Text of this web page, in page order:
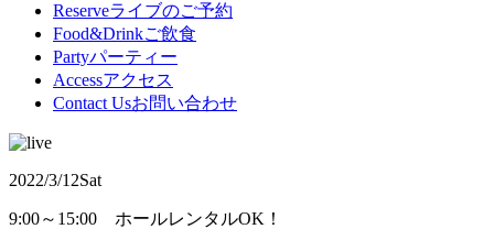
Reserveライブのご予約
Food&Drinkご飲食
Partyパーティー
Accessアクセス
Contact Usお問い合わせ
2022/3/12Sat
9:00～15:00 ホールレンタルOK！